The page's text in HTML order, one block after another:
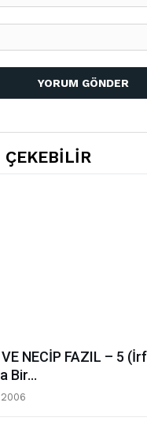
NECİP FAZIL – 5
Bir...